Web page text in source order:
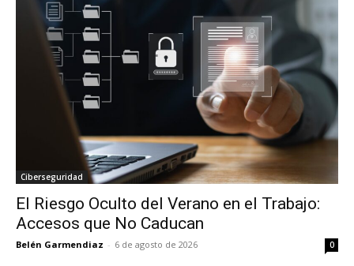
Ciberseguridad
El Riesgo Oculto del Verano en el Trabajo:
Accesos que No Caducan
Belén Garmendiaz - 6 de agosto de 2026 0